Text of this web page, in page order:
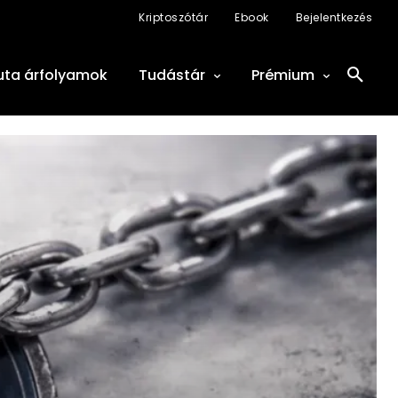
Kriptoszótár Ebook Bejelentkezés
árfolyamok Tudástár Prémium